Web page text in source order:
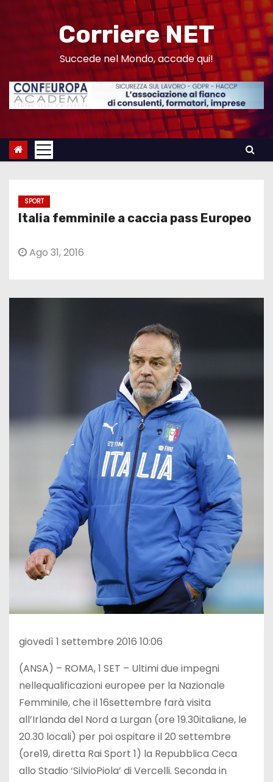
n
Corriere NET
Succede nel Mondo, accade qui!
SPORT
Italia femminile a caccia pass Europeo
Ago 31, 2016
giovedì 1 settembre 2016 10:06
(ANSA) – ROMA, 1 SET – Ultimi due impegni
nellequalificazioni europee per la Nazionale
Femminile, che il 16settembre farà visita
all’Irlanda del Nord a Lurgan (ore 19.30italiane, le
20.30 locali) per poi ospitare il 20 settembre
(ore19, diretta Rai Sport 1) la Repubblica Ceca
allo Stadio ‘SilvioPiola’ di Vercelli. Seconda in